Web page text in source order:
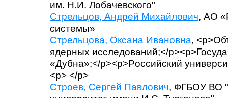
им. Н.И. Лобачевского"
Стрельцов, Андрей Михайлович, АО
системы»
Стрельцова, Оксана Ивановна,
ядерных исследований;</
«Дубна»;</p><p>Pоссийский
<p> </p>
Строев, Сергей Павлович, ФГБОУ ВО